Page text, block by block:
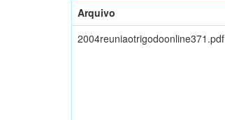
Arquivo
2004reuniaotrigodoonline371.pdf